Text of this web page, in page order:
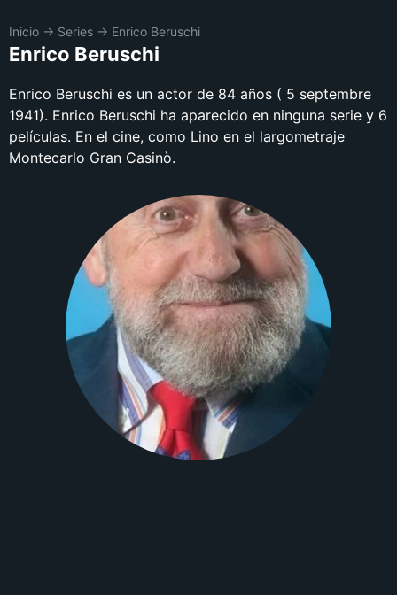
Inicio → Series → Enrico Beruschi
Enrico Beruschi
Enrico Beruschi es un actor de 84 años ( 5 septembre
1941). Enrico Beruschi ha aparecido en ninguna serie y 6
películas. En el cine, como Lino en el largometraje
Montecarlo Gran Casinò.